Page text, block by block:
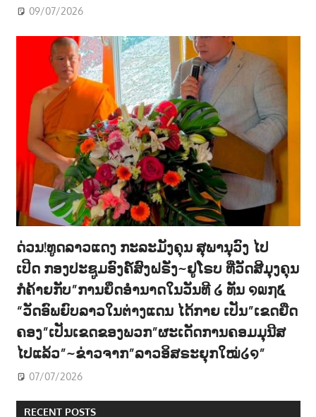
09/07/2026
ດ່ວນ!ທູດລາວແດງ ກະລະມັງຄຸນ ສຸພານຸວົງ ໄປ
ເປີດ ກອງປະຊູມອົງຄ໌ສົງຝຣັ່ງ~ຢູໂຣບ ທີ່ວັດສີມຸງຄຸນ
ກໍຄ້າຍກັບ”ການຍຶດອຳນາດໃນວັນທີ ໒ ທັນ ໑໙໗໕
“ວັດອົພຍົບລາວໃນຕ່າງແດນ ໄດ້ກາຍ ເປັນ”ເຂດຍືດ
ຄອງ”ເປັນເຂດຂອງພວກ”ຜະເດັດການຄອມມຸນີສ
ໄປແລ້ວ”~ຂ່າວຈາກ”ລາວອິສຣະຍຸກໃໝ່໒໑”
07/07/2026
RECENT POSTS